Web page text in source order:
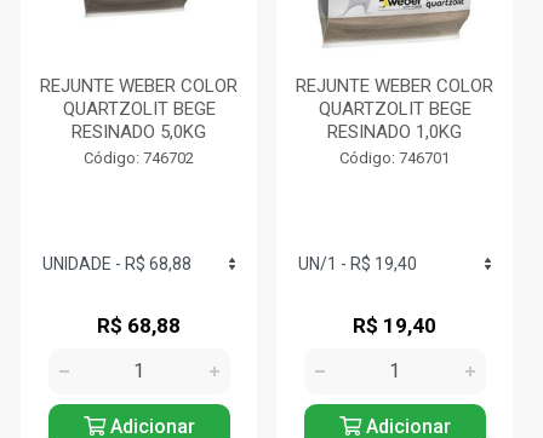
REJUNTE WEBER COLOR
QUARTZOLIT BEGE
RESINADO 5,0KG
Código: 746702
R$ 68,88
Adicionar
REJUNTE WEBER COLOR
QUARTZOLIT BEGE
RESINADO 1,0KG
Código: 746701
R$ 19,40
Adicionar